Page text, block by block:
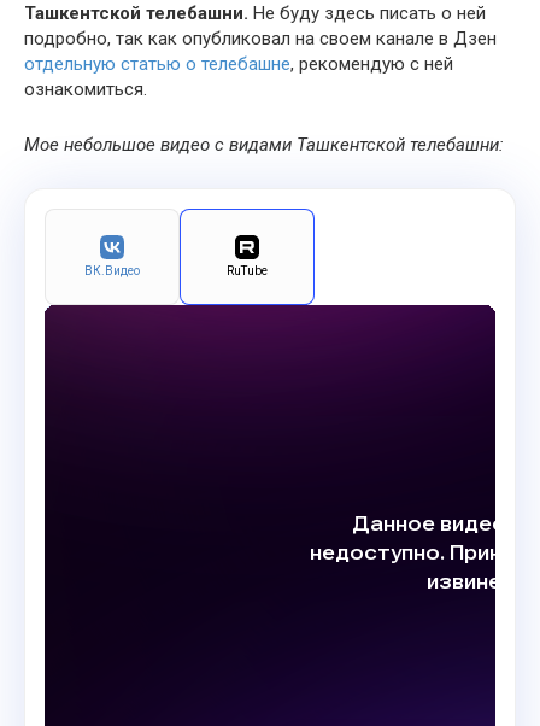
Ташкентской телебашни. Не буду здесь писать о ней
подробно, так как опубликовал на своем канале в Дзен
отдельную статью о телебашне, рекомендую с ней
ознакомиться.
Мое небольшое видео с видами Ташкентской телебашни:
ВК.Видео RuTube